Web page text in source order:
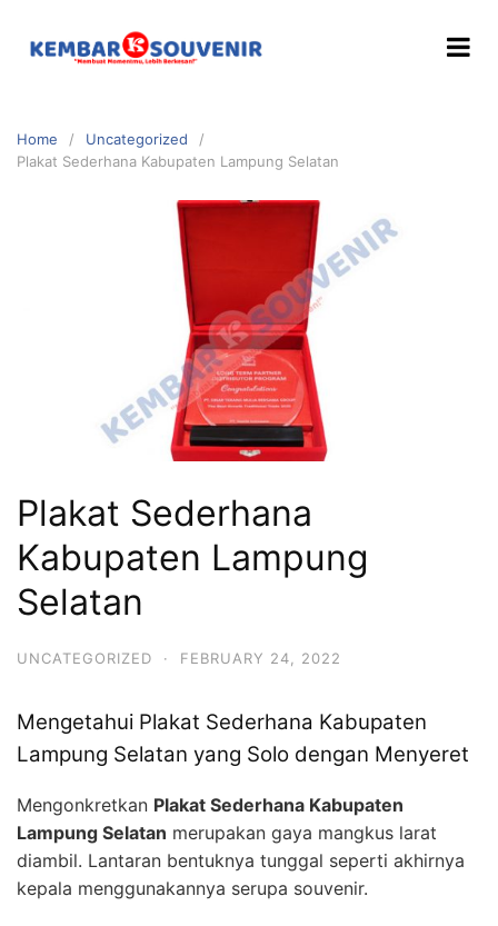
Home
Uncategorized
Plakat Sederhana Kabupaten Lampung Selatan
Plakat Sederhana
Kabupaten Lampung
Selatan
UNCATEGORIZED · FEBRUARY 24, 2022
Mengetahui Plakat Sederhana Kabupaten
Lampung Selatan yang Solo dengan Menyeret
Mengonkretkan Plakat Sederhana Kabupaten
Lampung Selatan merupakan gaya mangkus larat
diambil. Lantaran bentuknya tunggal seperti akhirnya
kepala menggunakannya serupa souvenir.